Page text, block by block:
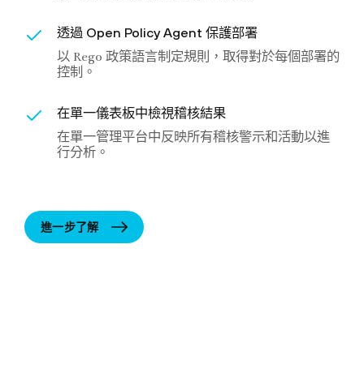
透過 Open Policy Agent 保護部署
以 Rego 政策語言制定規則，取得對於每個部署的
控制。
在單一儀表板中檢視稽核結果
在單一管理平台中反映所有稽核警示和活動以進
行分析。
進一步了解